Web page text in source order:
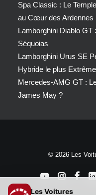
Spa Classic : Le
au Cœur des Ardennes
Lamborghini Diablo
Séquoias
Lamborghini Urus SE
Hybride le plus
Mercedes-AMG GT :
James May ?
© 2026 Les
Les Voitures